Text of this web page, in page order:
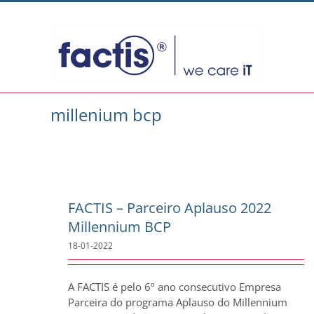
millenium bcp
FACTIS – Parceiro Aplauso 2022
Millennium BCP
18-01-2022
A FACTIS é pelo 6º ano consecutivo Empresa
Parceira do programa Aplauso do Millennium